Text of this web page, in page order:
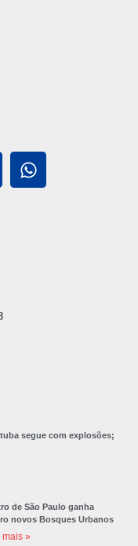
segue com explosões;
de São Paulo ganha
novos Bosques Urbanos
mais »